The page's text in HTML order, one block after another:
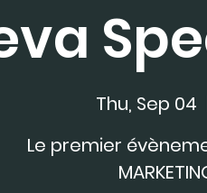
Thu, Sep 04
Le premier